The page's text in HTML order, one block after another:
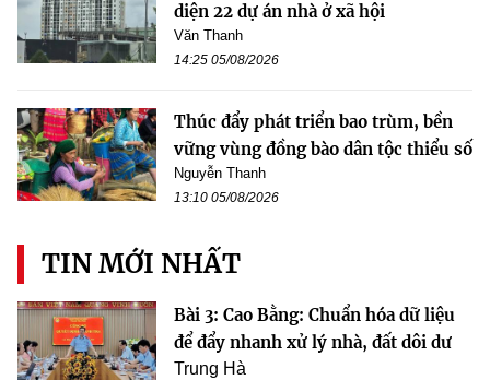
diện 22 dự án nhà ở xã hội
Văn Thanh
14:25 05/08/2026
Thúc đẩy phát triển bao trùm, bền
vững vùng đồng bào dân tộc thiểu số
Nguyễn Thanh
13:10 05/08/2026
TIN MỚI NHẤT
Bài 3: Cao Bằng: Chuẩn hóa dữ liệu
để đẩy nhanh xử lý nhà, đất dôi dư
Trung Hà